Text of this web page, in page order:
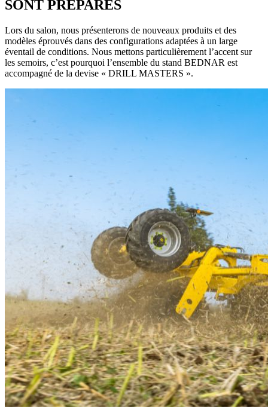
SONT PRÉPARÉS
Lors du salon, nous présenterons de nouveaux produits et des
modèles éprouvés dans des configurations adaptées à un large
éventail de conditions. Nous mettons particulièrement l’accent sur
les semoirs, c’est pourquoi l’ensemble du stand BEDNAR est
accompagné de la devise « DRILL MASTERS ».